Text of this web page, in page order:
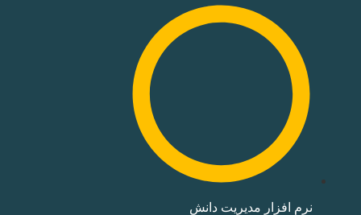
نرم افزار مدیریت دانش